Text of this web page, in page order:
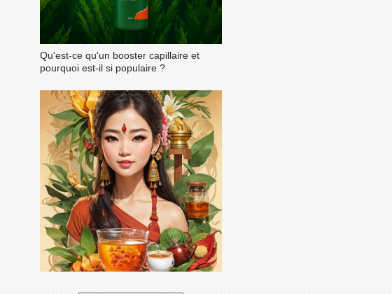
Qu'est-ce qu'un booster capillaire et
pourquoi est-il si populaire ?